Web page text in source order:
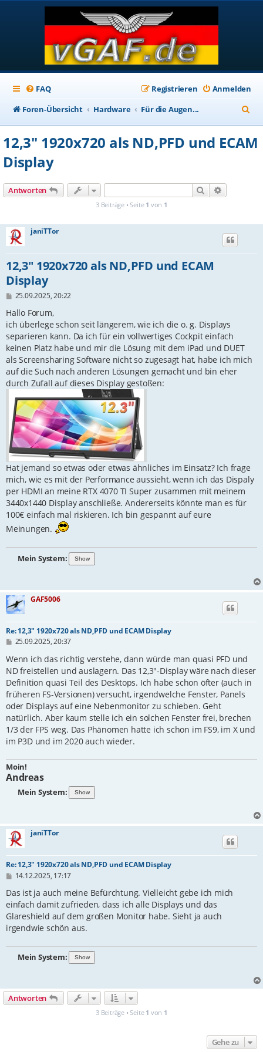
FAQ Anmelden
Registrieren
Foren-Übersicht
Hardware Für die Augen...
u
c
12,3" 1920x720 als ND,PFD und ECAM
Display
Antworten Suche
3 Beiträge • Seite 1 von 1
janiTTor
12,3" 1920x720 als ND,PFD und ECAM
Display
B
i
t
r
a
g
25.09.2025, 20:22
Hallo Forum,
ich überlege schon seit längerem, wie ich die o. g. Displays
separieren kann. Da ich für ein vollwertiges Cockpit einfach
keinen Platz habe und mir die Lösung mit dem iPad und DUET
als Screensharing Software nicht so zugesagt hat, habe ich mich
auf die Such nach anderen Lösungen gemacht und bin eher
durch Zufall auf dieses Display gestoßen:
Hat jemand so etwas oder etwas ähnliches im Einsatz? Ich frage
mich, wie es mit der Performance aussieht, wenn ich das Dispaly
per HDMI an meine RTX 4070 TI Super zusammen mit meinem
3440x1440 Display anschließe. Andererseits könnte man es für
100€ einfach mal riskieren. Ich bin gespannt auf eure
Meinungen.
Mein System:
GAF5006
Re: 12,3" 1920x720 als ND,PFD und ECAM Display
B
i
t
r
a
g
25.09.2025, 20:37
Wenn ich das richtig verstehe, dann würde man quasi PFD und
ND freistellen und auslagern. Das 12,3"-Display wäre nach dieser
Definition quasi Teil des Desktops. Ich habe schon öfter (auch in
früheren FS-Versionen) versucht, irgendwelche Fenster, Panels
oder Displays auf eine Nebenmonitor zu schieben. Geht
natürlich. Aber kaum stelle ich ein solchen Fenster frei, brechen
1/3 der FPS weg. Das Phänomen hatte ich schon im FS9, im X und
im P3D und im 2020 auch wieder.
Moin!
Andreas
Mein System:
janiTTor
Re: 12,3" 1920x720 als ND,PFD und ECAM Display
B
i
r
a
g
14.12.2025, 17:17
Das ist ja auch meine Befürchtung. Vielleicht gebe ich mich
einfach damit zufrieden, dass ich alle Displays und das
Glareshield auf dem großen Monitor habe. Sieht ja auch
irgendwie schön aus.
Mein System:
Antworten
3 Beiträge • Seite 1 von 1
Gehe zu